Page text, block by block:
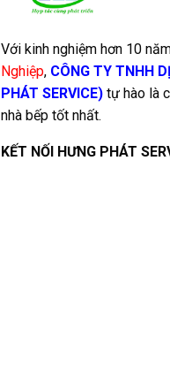
Với kinh nghiệm hơn 10
Nghiệp, CÔNG TY TNHH
PHÁT SERVICE) tự hào là
nhà bếp tốt nhất.
KẾT NỐI HƯNG PHÁT